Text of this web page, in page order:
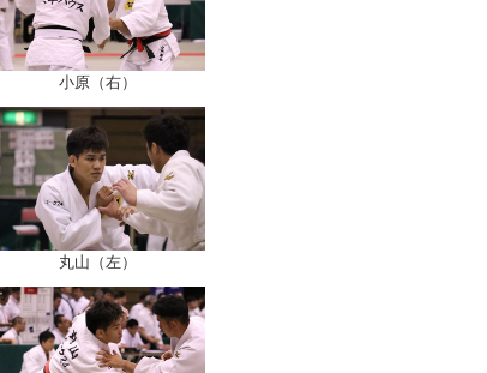
小原（右）
丸山（左）